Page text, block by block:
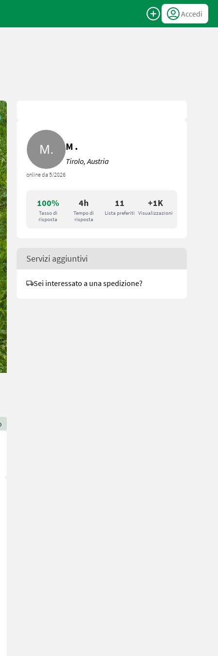
Accedi
100%
Tasso di
risposta
4h
Tempo di
risposta
11
Lista preferiti
+1K
Visualizzazioni
online da 5/2026
M .
Tirolo, Austria
Servizi aggiuntivi
Sei interessato a una spedizione?